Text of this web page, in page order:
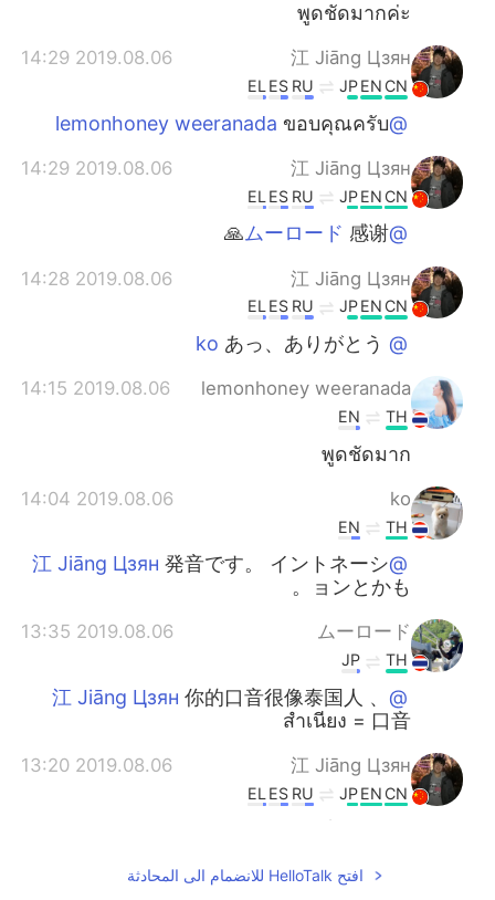
พูดชัดมากค่ะ
江 Jiāng Цзян
2019.08.06 14:29
CN
EN
JP
RU
ES
EL
@lemonhoney weeranada
ขอบคุณครับ
江 Jiāng Цзян
2019.08.06 14:29
CN
EN
JP
RU
ES
EL
@ムーロード
感谢🙏
江 Jiāng Цзян
2019.08.06 14:28
CN
EN
JP
RU
ES
EL
@ ko
あっ、ありがとう
lemonhoney weeranada
2019.08.06 14:15
TH
EN
พูดชัดมาก
ko
2019.08.06 14:04
TH
EN
@江 Jiāng Цзян
発音です。 イントネーシ
ョンとかも。
ムーロード
2019.08.06 13:35
TH
JP
@江 Jiāng Цзян
你的口音很像泰国人 、
สำเนียง = 口音
江 Jiāng Цзян
2019.08.06 13:20
CN
EN
JP
RU
ES
EL
2019.08.06 13:15 افتح HelloTalk للانضمام الى المحادثة